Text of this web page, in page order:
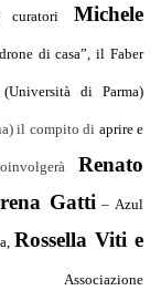
curatori Michele
di casa”, il Faber
(Università di Parma)
il compito di aprire e
Renato
Gatti – Azul
Rossella Viti e